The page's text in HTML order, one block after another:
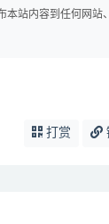
站内容到任何网站、
打赏